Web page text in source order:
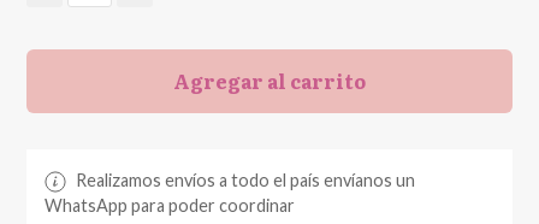
Agregar al carrito
Realizamos envíos a todo el país envíanos un
WhatsApp para poder coordinar